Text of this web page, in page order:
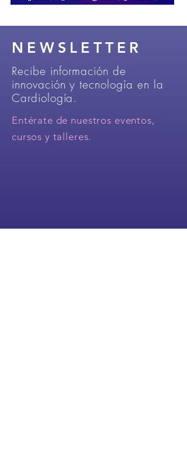
NEWSLETTER
Recibe información de
innovación y tecnología en la
Cardiología.
Entérate de nuestros eventos,
cursos y talleres.